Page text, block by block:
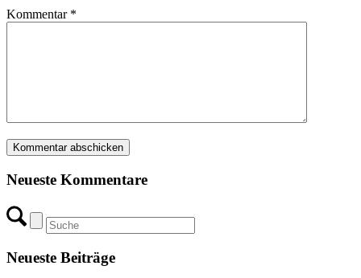
Kommentar *
Neueste Kommentare
Neueste Beiträge